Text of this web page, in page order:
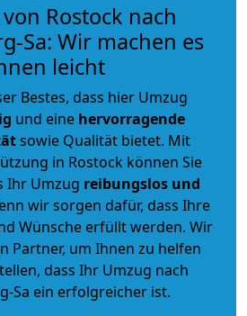
Rostock nach
Sa: Wir machen es
leicht
Bestes, dass hier Umzug
und eine hervorragende
sowie Qualität bietet. Mit
in Rostock können Sie
Ihr Umzug reibungslos und
wir sorgen dafür, dass Ihre
Wünsche erfüllt werden. Wir
Partner, um Ihnen zu helfen
dass Ihr Umzug nach
Sa ein erfolgreicher ist.